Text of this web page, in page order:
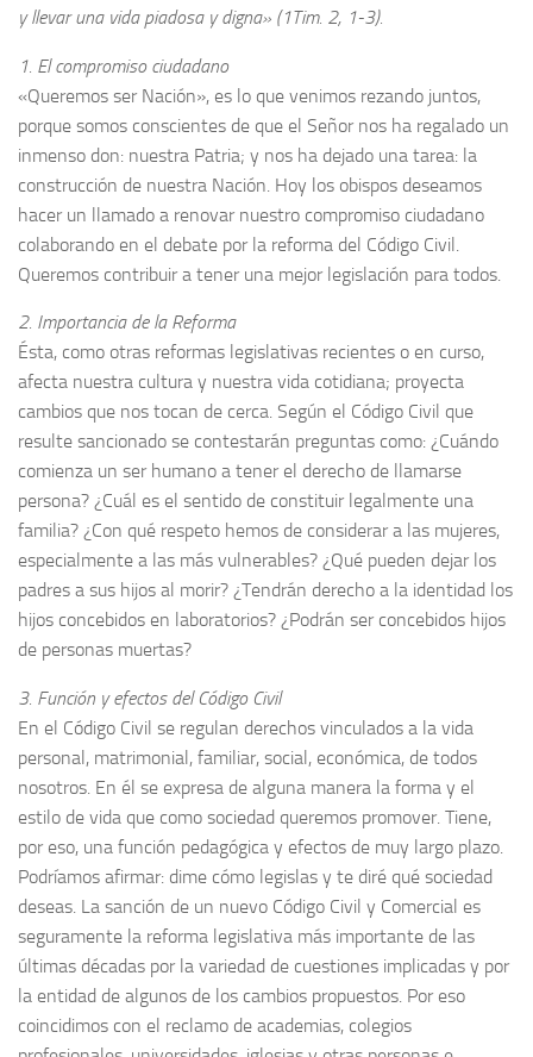
y llevar una vida piadosa y digna» (1Tim. 2, 1-3).
1. El compromiso ciudadano
«Queremos ser Nación», es lo que venimos rezando juntos,
porque somos conscientes de que el Señor nos ha regalado un
inmenso don: nuestra Patria; y nos ha dejado una tarea: la
construcción de nuestra Nación. Hoy los obispos deseamos
hacer un llamado a renovar nuestro compromiso ciudadano
colaborando en el debate por la reforma del Código Civil.
Queremos contribuir a tener una mejor legislación para todos.
2. Importancia de la Reforma
Ésta, como otras reformas legislativas recientes o en curso,
afecta nuestra cultura y nuestra vida cotidiana; proyecta
cambios que nos tocan de cerca. Según el Código Civil que
resulte sancionado se contestarán preguntas como: ¿Cuándo
comienza un ser humano a tener el derecho de llamarse
persona? ¿Cuál es el sentido de constituir legalmente una
familia? ¿Con qué respeto hemos de considerar a las mujeres,
especialmente a las más vulnerables? ¿Qué pueden dejar los
padres a sus hijos al morir? ¿Tendrán derecho a la identidad los
hijos concebidos en laboratorios? ¿Podrán ser concebidos hijos
de personas muertas?
3. Función y efectos del Código Civil
En el Código Civil se regulan derechos vinculados a la vida
personal, matrimonial, familiar, social, económica, de todos
nosotros. En él se expresa de alguna manera la forma y el
estilo de vida que como sociedad queremos promover. Tiene,
por eso, una función pedagógica y efectos de muy largo plazo.
Podríamos afirmar: dime cómo legislas y te diré qué sociedad
deseas. La sanción de un nuevo Código Civil y Comercial es
seguramente la reforma legislativa más importante de las
últimas décadas por la variedad de cuestiones implicadas y por
la entidad de algunos de los cambios propuestos. Por eso
coincidimos con el reclamo de academias, colegios